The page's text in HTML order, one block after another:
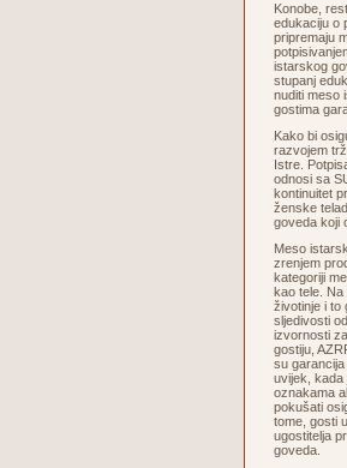
Konobe,
edukaciju o
pripremaju
istarskog
stupanj
nuditi meso
gostima
Kako bi
razvojem
Istre.
odnosi sa
kontinuitet
ženske
goveda koji
Meso
zrenjem
kategoriji
kao tele.
životinje i to
sljedivosti
izvornosti
gostiju,
su
uvijek, kada
oznakama
pokušati
tome, gosti
ugostitelja